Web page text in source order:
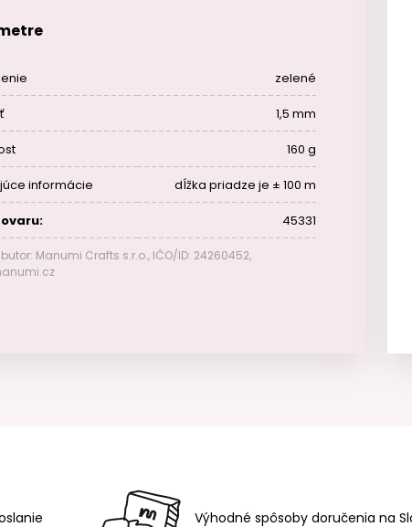
zelené
1,5 mm
160 g
informácie dĺžka priadze je ± 100 m
45331
Manumi Crafts s.r.o., IČO/ID: 24260452,
Výhodné spôsoby doručenia na